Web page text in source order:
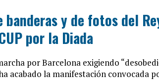
banderas y de fotos del
por la Diada
por Barcelona exigiendo
acabado la manifestación convocada